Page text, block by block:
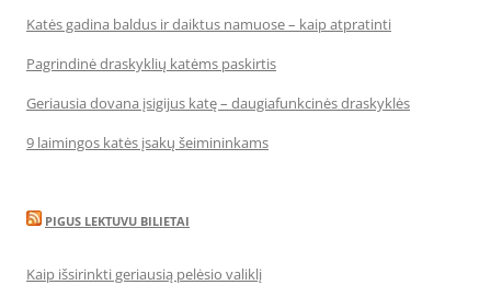
Katės gadina baldus ir daiktus namuose – kaip atpratinti
Pagrindinė draskyklių katėms paskirtis
Geriausia dovana įsigijus katę – daugiafunkcinės draskyklės
9 laimingos katės įsakų šeimininkams
PIGUS LEKTUVU BILIETAI
Kaip išsirinkti geriausią pelėsio valiklį